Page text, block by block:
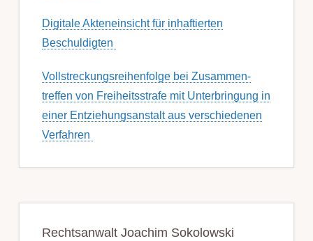
Digitale Akteneinsicht für inhaftierten
Beschuldigten
Voll­streckungs­­­reihenfolge bei Zusamm­­en­
treffen von Frei­heits­strafe mit Unter­bring­ung in
einer Ent­ziehungs­anstalt aus ver­schied­enen
Ver­fahren
Rechtsanwalt Joachim Sokolowski